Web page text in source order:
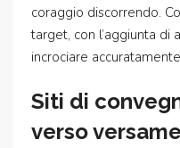
coraggio discorrendo.
target, con l’aggiunta
incrociare
Siti di
verso